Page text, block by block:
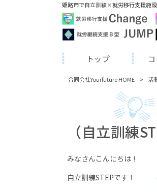
姫路市で自立訓練×就労移行支援施
トップ
合同会社Yourfuture HOME > 活
（自立訓練
みなさんこんにちは！
自立訓練STEPです！